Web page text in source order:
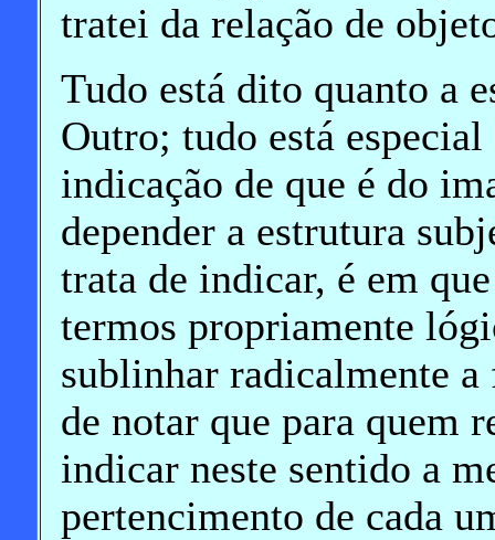
tratei da relação de
Tudo está dito quanto a
Outro; tudo está
indicação de que é do
depender a estrutura
trata de indicar, é em
termos propriamente
sublinhar radicalmente
de notar que para quem
indicar neste sentido a
pertencimento de cada